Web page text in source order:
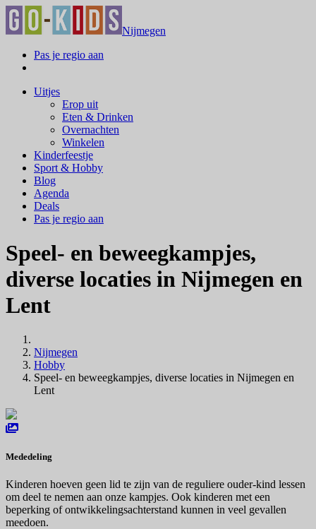
Nijmegen
Pas je regio aan
Uitjes
Erop uit
Eten & Drinken
Overnachten
Winkelen
Kinderfeestje
Sport & Hobby
Blog
Agenda
Deals
Pas je regio aan
Speel- en beweegkampjes,
diverse locaties in Nijmegen en
Lent
Nijmegen
Hobby
Speel- en beweegkampjes, diverse locaties in Nijmegen en
Lent
Mededeling
Kinderen hoeven geen lid te zijn van de reguliere ouder-kind lessen
om deel te nemen aan onze kampjes. Ook kinderen met een
beperking of ontwikkelingsachterstand kunnen in veel gevallen
meedoen.